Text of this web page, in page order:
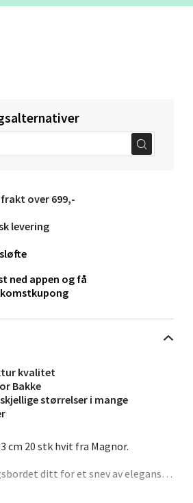
kvalitet
Bakke
størrelser i mange
cm 20 stk hvit fra Magnor.
ditt for et snev av eleganse
frakt over 699,-
levering
ned appen og få
Velg
Ski
Velg
Storsenter
Sortland